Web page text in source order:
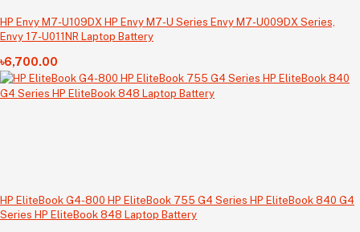
HP Envy M7-U109DX HP Envy M7-U Series Envy M7-U009DX Series,
Envy 17-U011NR Laptop Battery
৳6,700.00
HP EliteBook G4-800 HP EliteBook 755 G4 Series HP EliteBook 840 G4
Series HP EliteBook 848 Laptop Battery